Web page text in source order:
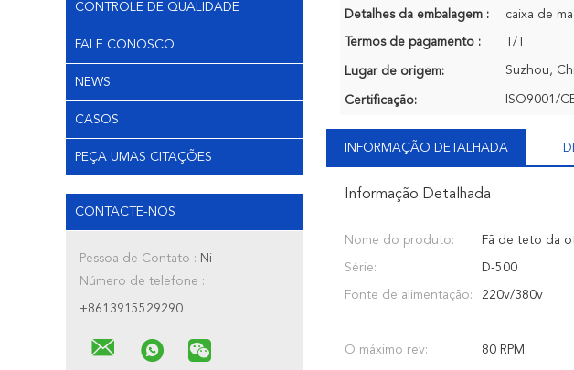
CONTROLE DE QUALIDADE
FALE CONOSCO
NEWS
CASOS
PEÇA UMAS CITAÇÕES
CONTACTE-NOS
Pessoa de Contato : Ni
Número de telefone :
+8613915529290
Detalhes da embalagem : caixa de
Termos de pagamento : T/T
Lugar de origem: Suzhou,
Certificação: ISO9001/
INFORMAÇÃO DETALHADA
Informação Detalhada
Nome do produto: Fã de teto da
Série: D-500
Fonte de alimentação: 220v/380v
O máximo rev: 80 RPM